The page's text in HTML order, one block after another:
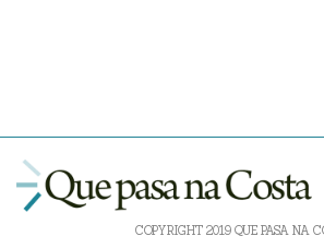
COPYRIGHT 2019 QUE PASA NA